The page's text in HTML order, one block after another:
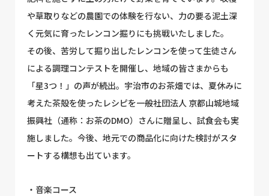
や草取りなどの農園での体験を行ない、力の要る泥土深
く元気に育ったレンコン掘りにも挑戦いたしました。
その後、苦労して掘り出したレンコンを使って生徒さん
による調理コンテストを開催し、地域の皆さまからも
「星3つ！」の声が続出。宇治市のお茶畑では、夏休みに
考えた茶殻を使ったレシピを一般社団法人 京都山城地域
振興社（通称：お茶のDMO）さんに贈呈し、試食会も実
施しました。今後、地元での商品化に向けた検討がスタ
ートする構想も出ています。
・音楽コース